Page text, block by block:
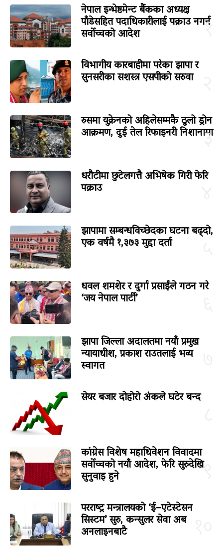
१
नेपाल इन्भेष्टमेन्ट बैंकका अध्यक्ष
पाँडेसहित पदाधिकारीलाई पक्राउ नगर्न
सर्वोच्चको आदेश
विभागीय कारबाहीमा परेका झापा र
सुनसरीका सशस्त्र एसपीको सरुवा
३
रुसमा युक्रेनको अहिलेसम्मकै ठूलो ड्रोन
आक्रमण, दुई तेल रिफाइनरी निशानामा
धरौटीमा छुटेलगत्तै अभिषेक गिरी फेरि
पक्राउ
झापामा सम्बन्धविच्छेदका घटना बढ्दो,
एक वर्षमै १,३७३ मुद्दा दर्ता
धवल शमशेर र दुर्गा प्रसाईंले गठन गरे
‘जय नेपाल पार्टी’
झापा जिल्ला अदालतमा नयाँ प्रमुख
न्यायाधीश, प्रकाश राउतलाई भव्य
स्वागत
सेयर बजार दोहोरो अंकले घटेर बन्द
९
कांग्रेस विशेष महाधिवेशन विवादमा
सर्वोच्चको नयाँ आदेश, फेरि सुरुदेखि
सुनुवाइ हुने
परराष्ट्र मन्त्रालयको ‘ई–एटेस्टेसन
सिस्टम’ सुरु, कन्सुलर सेवा अब
अनलाइनबाटै